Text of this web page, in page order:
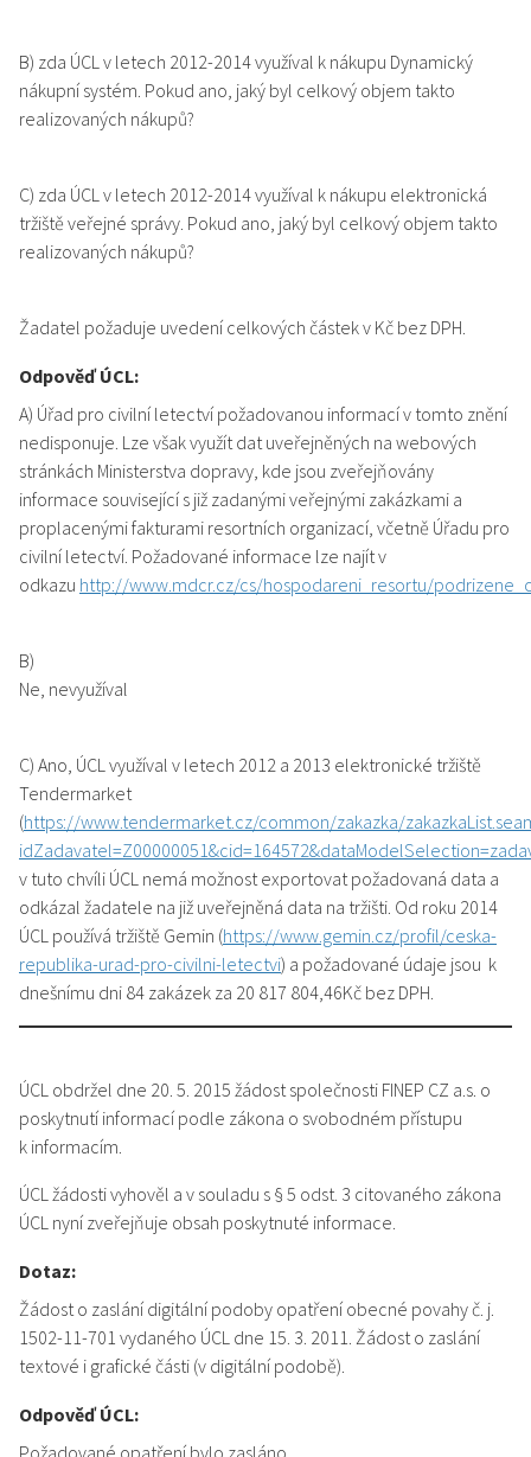
B) zda ÚCL v letech 2012-2014 využíval k nákupu Dynamický
nákupní systém. Pokud ano, jaký byl celkový objem takto
realizovaných nákupů?
C) zda ÚCL v letech 2012-2014 využíval k nákupu elektronická
tržiště veřejné správy. Pokud ano, jaký byl celkový objem takto
realizovaných nákupů?
Žadatel požaduje uvedení celkových částek v Kč bez DPH.
Odpověď ÚCL:
A) Úřad pro civilní letectví požadovanou informací v tomto znění
nedisponuje. Lze však využít dat uveřejněných na webových
stránkách Ministerstva dopravy, kde jsou zveřejňovány
informace související s již zadanými veřejnými zakázkami a
proplacenými fakturami resortních organizací, včetně Úřadu pro
civilní letectví. Požadované informace lze najít v
odkazu http://www.mdcr.cz/cs/hospodareni_resortu/
B)
Ne, nevyužíval
C) Ano, ÚCL využíval v letech 2012 a 2013 elektronické tržiště
Tendermarket
(https://www.tendermarket.cz/common/zakazka/
v tuto chvíli ÚCL nemá možnost exportovat požadovaná data a
odkázal žadatele na již uveřejněná data na tržišti. Od roku 2014
ÚCL používá tržiště Gemin (https://www.gemin.cz/profil/ceska-
republika-urad-pro-civilni-letectvi) a požadované údaje jsou k
dnešnímu dni 84 zakázek za 20 817 804,46Kč bez DPH.
ÚCL obdržel dne 20. 5. 2015 žádost společnosti FINEP CZ a.s. o
poskytnutí informací podle zákona o svobodném přístupu
k informacím.
ÚCL žádosti vyhověl a v souladu s § 5 odst. 3 citovaného zákona
ÚCL nyní zveřejňuje obsah poskytnuté informace.
Dotaz:
Žádost o zaslání digitální podoby opatření obecné povahy č. j.
1502-11-701 vydaného ÚCL dne 15. 3. 2011. Žádost o zaslání
textové i grafické části (v digitální podobě).
Odpověď ÚCL: